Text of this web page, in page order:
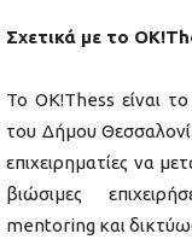
Σχετικά με το
Το OK!Thess είναι
του Δήμου
επιχειρηματίες να
βιώσιμες
mentoring και